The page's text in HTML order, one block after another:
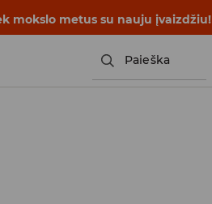
mokslo metus su nauju įvaizdžiu!
Paieška